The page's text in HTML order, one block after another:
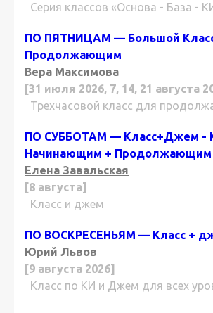
Серия классов «Основа - База -
ПО ПЯТНИЦАМ — Большой
Продолжающим
Вера Максимова
[31 июля 2026, 7, 14, 21 августа
Трехчасовой класс для
ПО СУББОТАМ — Класс+Джем -
Начинающим + Продолжающим
Елена Завальская
[8 августа]
Класс и джем
ПО ВОСКРЕСЕНЬЯМ — Класс +
Юрий Львов
[9 августа 2026]
Класс по КИ и Джем для всех